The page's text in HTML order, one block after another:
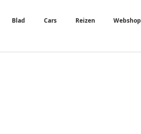
Blad Cars Reizen Webshop